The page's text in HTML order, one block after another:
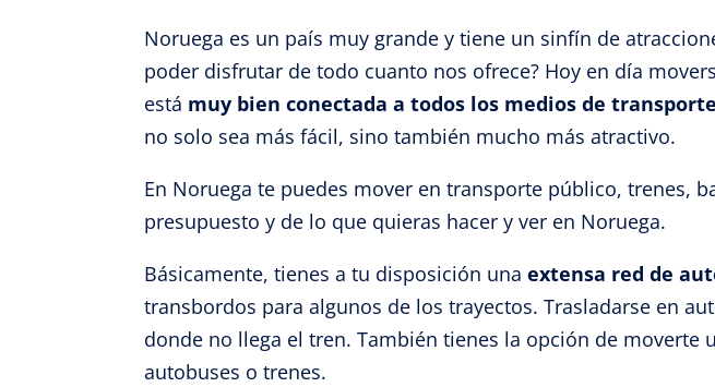
Noruega es un país muy grande y tiene un sinfín de
poder disfrutar de todo cuanto nos ofrece? Hoy en día
está muy bien conectada a todos los medios de
no solo sea más fácil, sino también mucho más atractivo.
En Noruega te puedes mover en transporte público, trenes,
presupuesto y de lo que quieras hacer y ver en Noruega.
Básicamente, tienes a tu disposición una extensa red de
transbordos para algunos de los trayectos. Trasladarse en
donde no llega el tren. También tienes la opción de
autobuses o trenes.